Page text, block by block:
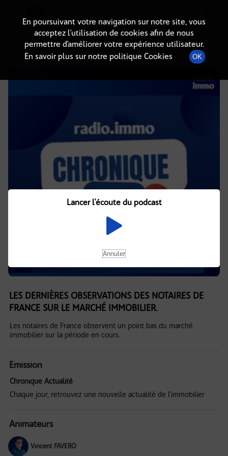
DÉTAILS DE L'ÉPISODE
11 février 2025à 5h02 , durée : 2 minutes
LES DERNIÈRES OBSERVATIONS DES NOTAIRES DE
FRANCE SUR LE MARCHÉ IMMOBILIER.
Les notaires de France observent un point bas du marché
immobilier sur la période en cours.
Emission
Chronique Actualité
Chaque jour, retrouvez une nouvelle actualité de l'immobilier
Animateurs
Vincent FAVERO
En poursuivant votre navigation sur notre site, vous
acceptez l’utilisation de cookies afin de nous
permettre d’améliorer votre expérience utilisateur.
En savoir plus sur notre politique Cookies
OK
Lancer l'écoute du podcast
Annuler